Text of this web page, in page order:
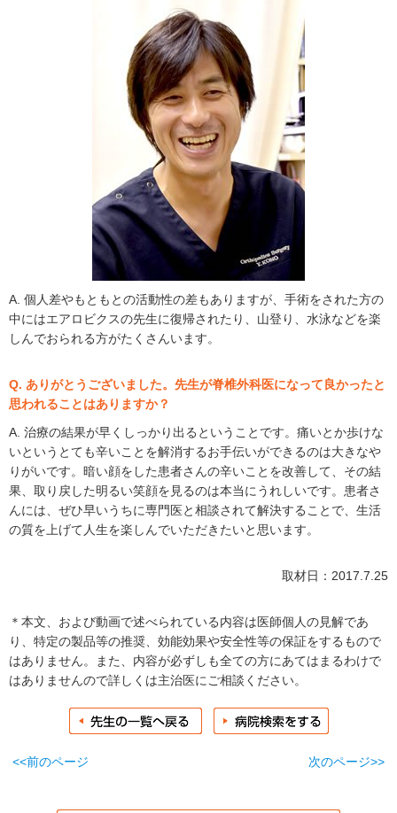
A. 個人差やもともとの活動性の差もありますが、手術をされた方の
中にはエアロビクスの先生に復帰されたり、山登り、水泳などを楽
しんでおられる方がたくさんいます。
Q. ありがとうございました。先生が脊椎外科医になって良かったと
思われることはありますか？
A. 治療の結果が早くしっかり出るということです。痛いとか歩けな
いというとても辛いことを解消するお手伝いができるのは大きなや
りがいです。暗い顔をした患者さんの辛いことを改善して、その結
果、取り戻した明るい笑顔を見るのは本当にうれしいです。患者さ
んには、ぜひ早いうちに専門医と相談されて解決することで、生活
の質を上げて人生を楽しんでいただきたいと思います。
取材日：2017.7.25
＊本文、および動画で述べられている内容は医師個人の見解であ
り、特定の製品等の推奨、効能効果や安全性等の保証をするもので
はありません。また、内容が必ずしも全ての方にあてはまるわけで
はありませんので詳しくは主治医にご相談ください。
<<前のページ 次のページ>>